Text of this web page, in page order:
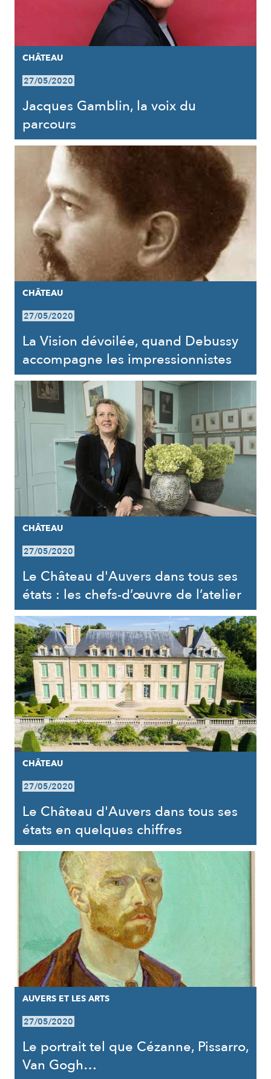
CHÂTEAU
27/05/2020
Jacques Gamblin, la voix du
parcours
CHÂTEAU
27/05/2020
La Vision dévoilée, quand Debussy
accompagne les impressionnistes
CHÂTEAU
27/05/2020
Le Château d'Auvers dans tous ses
états : les chefs-d’œuvre de l’atelier
CHÂTEAU
27/05/2020
Le Château d'Auvers dans tous ses
états en quelques chiffres
AUVERS ET LES ARTS
27/05/2020
Le portrait tel que Cézanne, Pissarro,
Van Gogh…